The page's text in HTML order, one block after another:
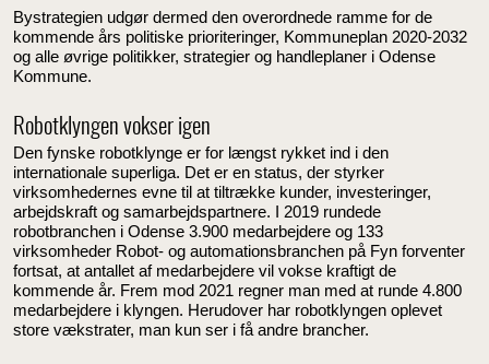
Bystrategien udgør dermed den overordnede ramme for de
kommende års politiske prioriteringer, Kommuneplan 2020-2032
og alle øvrige politikker, strategier og handleplaner i Odense
Kommune.
Robotklyngen vokser igen
Den fynske robotklynge er for længst rykket ind i den
internationale superliga. Det er en status, der styrker
virksomhedernes evne til at tiltrække kunder, investeringer,
arbejdskraft og samarbejdspartnere. I 2019 rundede
robotbranchen i Odense 3.900 medarbejdere og 133
virksomheder Robot- og automationsbranchen på Fyn forventer
fortsat, at antallet af medarbejdere vil vokse kraftigt de
kommende år. Frem mod 2021 regner man med at runde 4.800
medarbejdere i klyngen. Herudover har robotklyngen oplevet
store vækstrater, man kun ser i få andre brancher.